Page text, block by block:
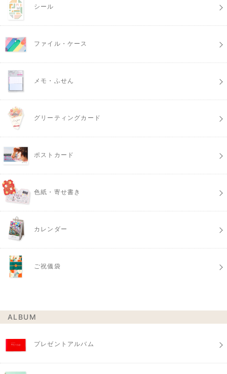
シール
ファイル・ケース
メモ・ふせん
グリーティングカード
ポストカード
色紙・寄せ書き
カレンダー
ご祝儀袋
ALBUM
プレゼントアルバム